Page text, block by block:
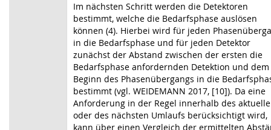
Im nächsten Schritt werden die Detektoren
bestimmt, welche die Bedarfsphase auslösen
können (4). Hierbei wird für jeden
in die Bedarfsphase und für jeden Detektor
zunächst der Abstand zwischen der ersten die
Bedarfsphase anfordernden Detektion und dem
Beginn des Phasenübergangs in die
bestimmt (vgl. WEIDEMANN 2017, [10]). Da eine
Anforderung in der Regel innerhalb des
oder des nächsten Umlaufs berücksichtigt wird,
kann über einen Vergleich der ermittelten